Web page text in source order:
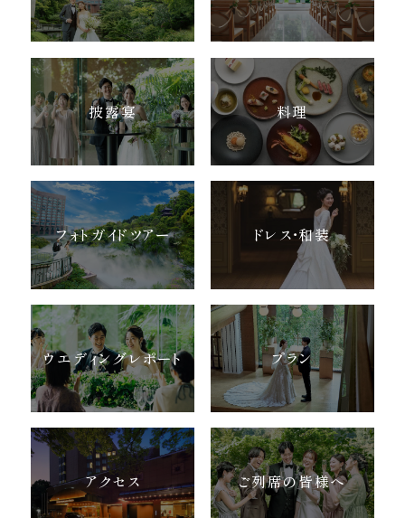
披露宴 料理
フォトガイドツアー ドレス・和装
ウエディングレポート プラン
アクセス ご列席の皆様へ